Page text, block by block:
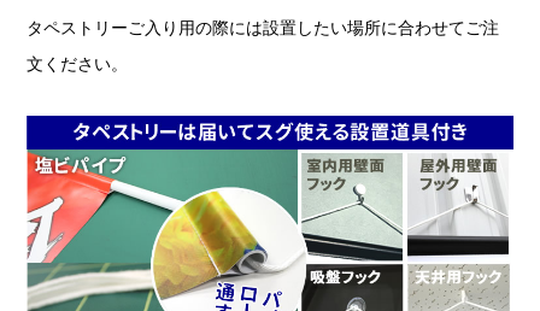
タペストリーご入り用の際には設置したい場所に合わせてご注
文ください。